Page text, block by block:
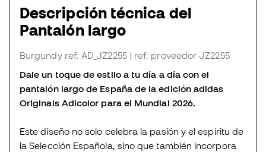
Descripción técnica del
Pantalón largo
Burgundy ref. AD_JZ2255 | ref. proveedor JZ2255
Dale un toque de estilo a tu día a día con el
pantalón largo de España de la edición adidas
Originals Adicolor para el Mundial 2026.
Este diseño no solo celebra la pasión y el espíritu de
la Selección Española, sino que también incorpora